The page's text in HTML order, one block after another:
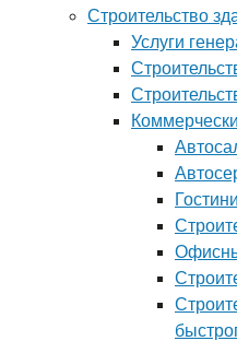
Строительство
Услуги